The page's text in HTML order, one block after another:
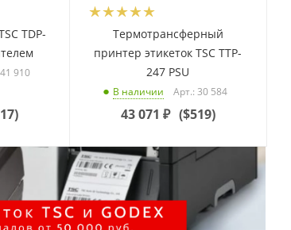
TDP-
910
)
Термотрансферный
принтер этикеток TSC TTP-
247 PSU
В наличии Арт.: 30 584
43 071 ₽ ($519)